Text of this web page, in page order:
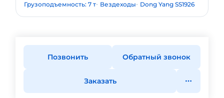
Грузоподъемность: 7 т Вездеходы Dong Yang SS1926
Позвонить Обратный звонок
Заказать